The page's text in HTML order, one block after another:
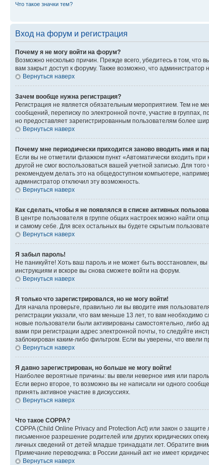
Что такое значки тем?
Вход на форум и регистрация
Почему я не могу войти на форум?
Возможно несколько причин. Прежде всего, убедитесь в том,
вам закрыт доступ к форуму. Также возможно, что
Вернуться наверх
Зачем вообще нужна регистрация?
Регистрация не является обязательным мероприятием. Тем не
сообщений, переписку по электронной почте, участие в группах,
но предоставляет зарегистрированным пользователям более
Вернуться наверх
Почему мне периодически приходится заново вводить имя и
Если вы не отметили флажком пункт «Автоматически входить
другой не смог воспользоваться вашей учетной записью. Для
рекомендуем делать это на общедоступном компьютере,
администратор отключил эту возможность.
Вернуться наверх
Как сделать, чтобы я не появлялся в списке активных
В центре пользователя в группе общих настроек можно найти
и самому себе. Для всех остальных вы будете скрытым
Вернуться наверх
Я забыл пароль!
Не паникуйте! Хоть ваш пароль и не может быть восстановлен,
инструкциям и вскоре вы снова сможете войти на форум.
Вернуться наверх
Я только что зарегистрировался, но не могу войти!
Для начала проверьте, правильно ли вы вводите имя
регистрации указали, что вам меньше 13 лет, то вам необходимо
новые пользователи были активированы самостоятельно, либо
вами при регистрации адрес электронной почты, то следуйте
заблокирован каким-либо фильтром. Если вы уверены, что ввели
Вернуться наверх
Я давно зарегистрирован, но больше не могу войти!
Наиболее вероятные причины: вы ввели неверное имя или
Если верно второе, то возможно вы не написали ни одного
принять активное участие в дискуссиях.
Вернуться наверх
Что такое COPPA?
COPPA (Child Online Privacy and Protection Act) или закон о
письменное разрешение родителей или других юридических
личных сведений от детей младше тринадцати лет. Обратите
Примечание переводчика: в России данный акт не имеет
Вернуться наверх